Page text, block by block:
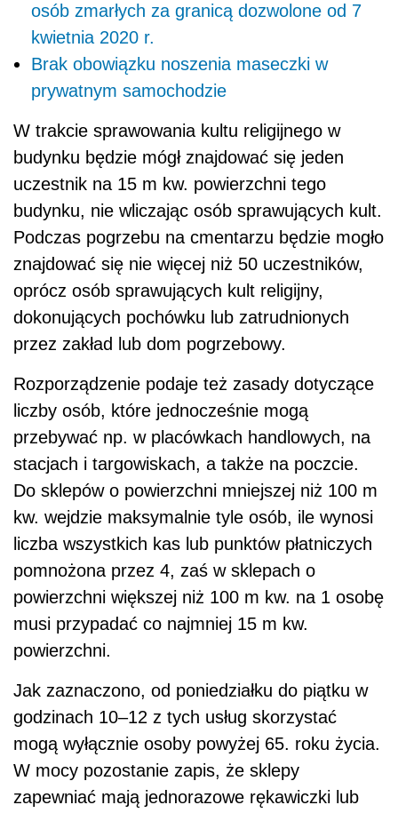
osób zmarłych za granicą dozwolone od 7
kwietnia 2020 r.
Brak obowiązku noszenia maseczki w
prywatnym samochodzie
W trakcie sprawowania kultu religijnego w
budynku będzie mógł znajdować się jeden
uczestnik na 15 m kw. powierzchni tego
budynku, nie wliczając osób sprawujących kult.
Podczas pogrzebu na cmentarzu będzie mogło
znajdować się nie więcej niż 50 uczestników,
oprócz osób sprawujących kult religijny,
dokonujących pochówku lub zatrudnionych
przez zakład lub dom pogrzebowy.
Rozporządzenie podaje też zasady dotyczące
liczby osób, które jednocześnie mogą
przebywać np. w placówkach handlowych, na
stacjach i targowiskach, a także na poczcie.
Do sklepów o powierzchni mniejszej niż 100 m
kw. wejdzie maksymalnie tyle osób, ile wynosi
liczba wszystkich kas lub punktów płatniczych
pomnożona przez 4, zaś w sklepach o
powierzchni większej niż 100 m kw. na 1 osobę
musi przypadać co najmniej 15 m kw.
powierzchni.
Jak zaznaczono, od poniedziałku do piątku w
godzinach 10–12 z tych usług skorzystać
mogą wyłącznie osoby powyżej 65. roku życia.
W mocy pozostanie zapis, że sklepy
zapewniać mają jednorazowe rękawiczki lub